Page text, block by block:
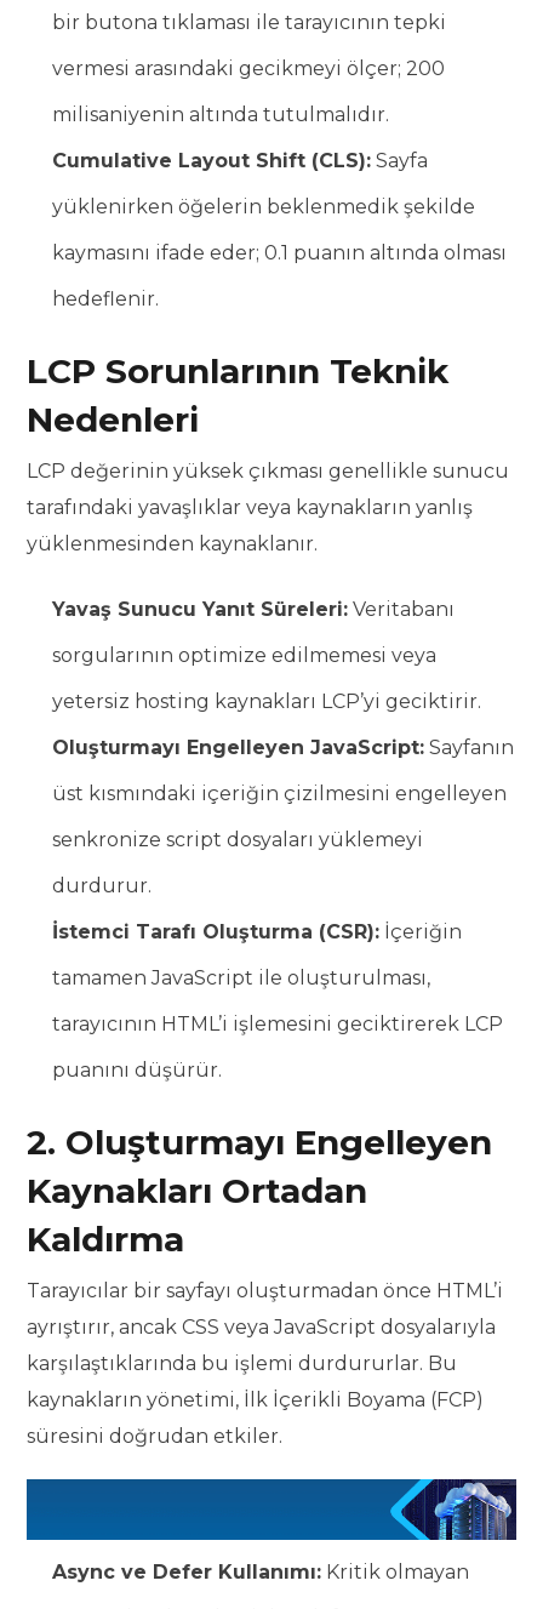
bir butona tıklaması ile tarayıcının tepki
vermesi arasındaki gecikmeyi ölçer; 200
milisaniyenin altında tutulmalıdır.
Cumulative Layout Shift (CLS): Sayfa
yüklenirken öğelerin beklenmedik şekilde
kaymasını ifade eder; 0.1 puanın altında olması
hedeflenir.
LCP Sorunlarının Teknik
Nedenleri
LCP değerinin yüksek çıkması genellikle sunucu
tarafındaki yavaşlıklar veya kaynakların yanlış
yüklenmesinden kaynaklanır.
Yavaş Sunucu Yanıt Süreleri: Veritabanı
sorgularının optimize edilmemesi veya
yetersiz hosting kaynakları LCP’yi geciktirir.
Oluşturmayı Engelleyen JavaScript: Sayfanın
üst kısmındaki içeriğin çizilmesini engelleyen
senkronize script dosyaları yüklemeyi
durdurur.
İstemci Tarafı Oluşturma (CSR): İçeriğin
tamamen JavaScript ile oluşturulması,
tarayıcının HTML’i işlemesini geciktirerek LCP
puanını düşürür.
2. Oluşturmayı Engelleyen
Kaynakları Ortadan
Kaldırma
Tarayıcılar bir sayfayı oluşturmadan önce HTML’i
ayrıştırır, ancak CSS veya JavaScript dosyalarıyla
karşılaştıklarında bu işlemi durdururlar. Bu
kaynakların yönetimi, İlk İçerikli Boyama (FCP)
süresini doğrudan etkiler.
Async ve Defer Kullanımı: Kritik olmayan